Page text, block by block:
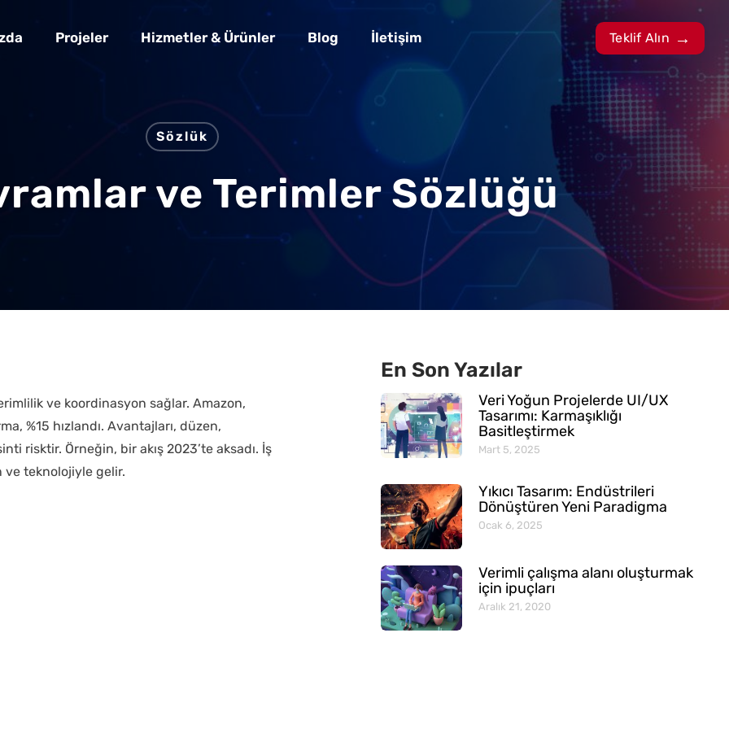
Projeler Hizmetler & Ürünler Blog İletişim Teklif Alın
Sözlük
ve Terimler Sözlüğü
ve koordinasyon sağlar. Amazon,
%15 hızlandı. Avantajları, düzen,
risktir. Örneğin, bir akış 2023’te aksadı. İş
ve teknolojiyle gelir.
En Son Yazılar
Veri Yoğun Projelerde UI/UX
Tasarımı: Karmaşıklığı
Basitleştirmek
Mart 5, 2025
Yıkıcı Tasarım: Endüstrileri
Dönüştüren Yeni Paradigma
Ocak 6, 2025
Verimli çalışma alanı oluşturmak
için ipuçları
Aralık 21, 2020